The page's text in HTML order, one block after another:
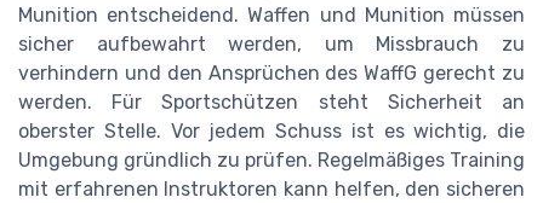
Munition entscheidend. Waffen und Munition müssen
sicher aufbewahrt werden, um Missbrauch zu
verhindern und den Ansprüchen des WaffG gerecht zu
werden. Für Sportschützen steht Sicherheit an
oberster Stelle. Vor jedem Schuss ist es wichtig, die
Umgebung gründlich zu prüfen. Regelmäßiges Training
mit erfahrenen Instruktoren kann helfen, den sicheren